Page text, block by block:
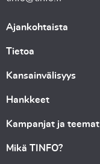
Ajankohtaista
Tietoa
Kansainvälisyys
Hankkeet
Kampanjat ja teemat
Mikä TINFO?